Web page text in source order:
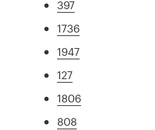
397
1736
1947
127
1806
808